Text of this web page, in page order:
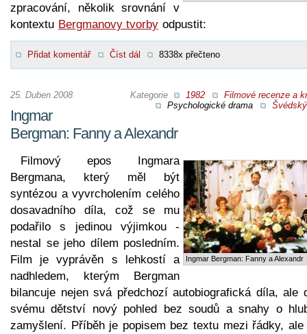
zpracování, několik srovnání v
kontextu Bergmanovy tvorby odpustit:
Přidat komentář Číst dál 8338x přečteno
Kategorie 1982
Filmové recenze a
Psychologické drama
25. Duben 2008
Ingmar
Bergman: Fanny a Alexandr
Ingmar Bergman: Fanny a Alexandr
Filmový epos Ingmara
Bergmana, který měl být
syntézou a vyvrcholením celého
dosavadního díla, což se mu
podařilo s jedinou výjimkou -
nestal se jeho dílem posledním.
Film je vyprávěn s lehkostí a
nadhledem, kterým Bergman
bilancuje nejen svá předchozí autobiografická díla, ale
svému dětství nový pohled bez soudů a snahy o
zamyšlení. Příběh je popisem bez textu mezi řádky,